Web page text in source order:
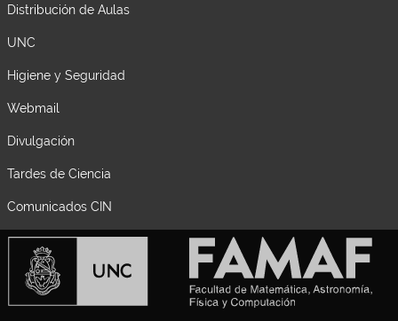
Distribución de Aulas
UNC
Higiene y Seguridad
Webmail
Divulgación
Tardes de Ciencia
Comunicados CIN